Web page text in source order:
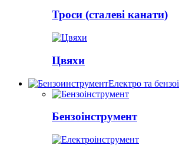
Троси (сталеві канати)
Цвяхи
Електро та
Бензоінструмент